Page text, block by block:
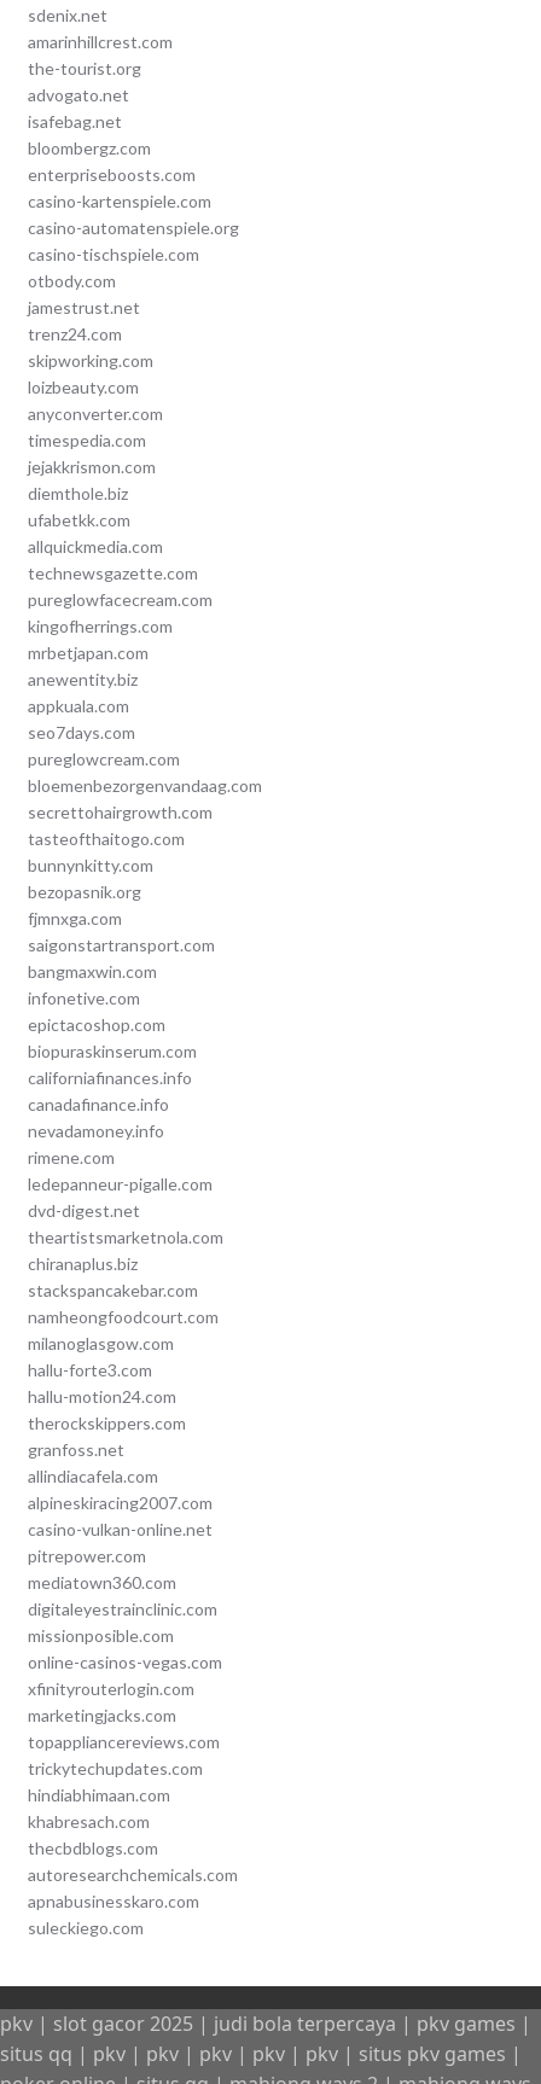
sdenix.net
amarinhillcrest.com
the-tourist.org
advogato.net
isafebag.net
bloombergz.com
enterpriseboosts.com
casino-kartenspiele.com
casino-automatenspiele.org
casino-tischspiele.com
otbody.com
jamestrust.net
trenz24.com
skipworking.com
loizbeauty.com
anyconverter.com
timespedia.com
jejakkrismon.com
diemthole.biz
ufabetkk.com
allquickmedia.com
technewsgazette.com
pureglowfacecream.com
kingofherrings.com
mrbetjapan.com
anewentity.biz
appkuala.com
seo7days.com
pureglowcream.com
bloemenbezorgenvandaag.com
secrettohairgrowth.com
tasteofthaitogo.com
bunnynkitty.com
bezopasnik.org
fjmnxga.com
saigonstartransport.com
bangmaxwin.com
infonetive.com
epictacoshop.com
biopuraskinserum.com
californiafinances.info
canadafinance.info
nevadamoney.info
rimene.com
ledepanneur-pigalle.com
dvd-digest.net
theartistsmarketnola.com
chiranaplus.biz
stackspancakebar.com
namheongfoodcourt.com
milanoglasgow.com
hallu-forte3.com
hallu-motion24.com
therockskippers.com
granfoss.net
allindiacafela.com
alpineskiracing2007.com
casino-vulkan-online.net
pitrepower.com
mediatown360.com
digitaleyestrainclinic.com
missionposible.com
online-casinos-vegas.com
xfinityrouterlogin.com
marketingjacks.com
topappliancereviews.com
trickytechupdates.com
hindiabhimaan.com
khabresach.com
thecbdblogs.com
autoresearchchemicals.com
apnabusinesskaro.com
suleckiego.com
pkv | slot gacor 2025 | judi bola terpercaya | pkv games |
situs qq | pkv | pkv | pkv | pkv | pkv | situs pkv games |